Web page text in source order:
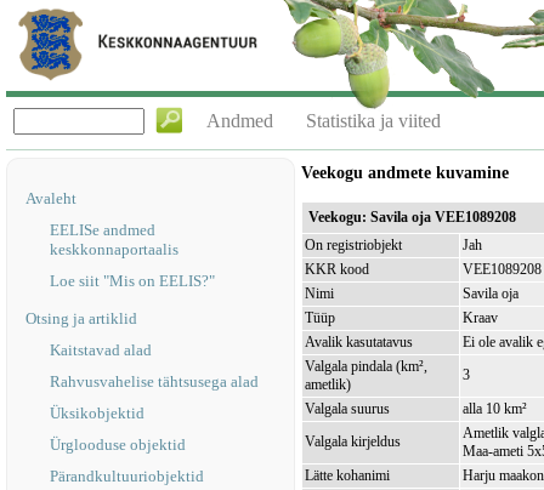
Andmed Statistika ja viited
Avaleht
EELISe andmed
keskkonnaportaalis
Loe siit "Mis on EELIS?"
Otsing ja artiklid
Kaitstavad alad
Rahvusvahelise tähtsusega alad
Üksikobjektid
Ürglooduse objektid
Pärandkultuuriobjektid
Veekogu andmete kuvamine
Veekogu: Savila oja VEE1089208
On registriobjekt
Jah
KKR kood
VEE1089208
Nimi
Savila oja
Tüüp
Kraav
Avalik kasutatavus
Ei ole avalik
Valgala pindala (km²,
ametlik)
3
Valgala suurus
alla 10 km²
Valgala kirjeldus
Ametlik
Maa-ameti
Lätte kohanimi
Harju